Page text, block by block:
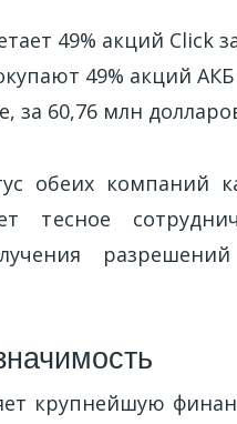
49% акций Click
49% акций АКБ
за 60,76 млн
обеих компаний
тесное
крупнейшую